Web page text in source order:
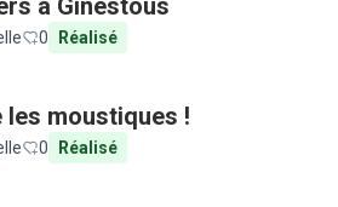
à Ginestous
0 Réalisé
moustiques !
0 Réalisé